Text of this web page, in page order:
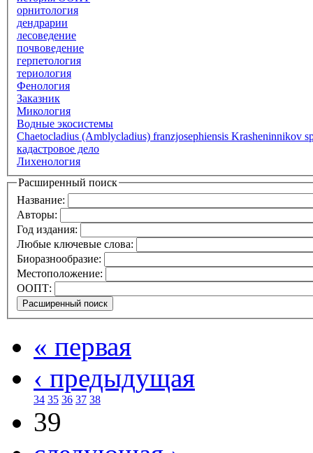
орнитология
дендрарии
лесоведение
почвоведение
герпетология
териология
Фенология
Заказник
Микология
Водные экосистемы
Chaetocladius (Amblycladius) franzjosephiensis Krasheninnikov
кадастровое дело
Лихенология
Расширенный поиск
Название:
Авторы:
Год издания:
Любые ключевые слова:
Биоразнообразие:
Местоположение:
ООПТ:
« первая
‹ предыдущая
34 35 36 37 38
39